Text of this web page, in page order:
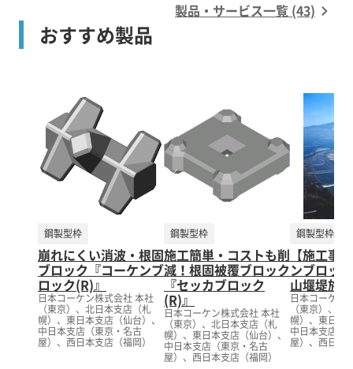
製品・サービス一覧 (43)
おすすめ製品
鋼製型枠
崩れにくい消波・根固
ブロック『コーケンブ
ロック(R)』
日本コーケン株式会社 本社
（東京）、北日本支店（札
幌）、東日本支店（仙台）、
中日本支店（東京・名古
屋）、西日本支店（福岡）
鋼製型枠
施工簡単・コストも削
減！根固被覆ブロック
『セッカブロック
(R)』
日本コーケン株式会社 本社
（東京）、北日本支店（札
幌）、東日本支店（仙台）、
中日本支店（東京・名古
屋）、西日本支店（福岡）
鋼製型枠
【施工事
ンブロッ
山堰堤施
日本コーケン
（東京）、
幌）、東日本
中日本支店（
屋）、西日本